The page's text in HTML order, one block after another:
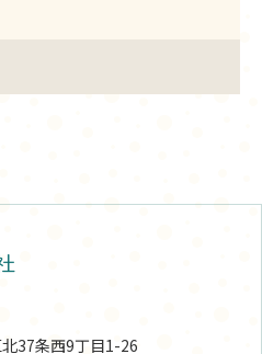
37条西9丁目1-26